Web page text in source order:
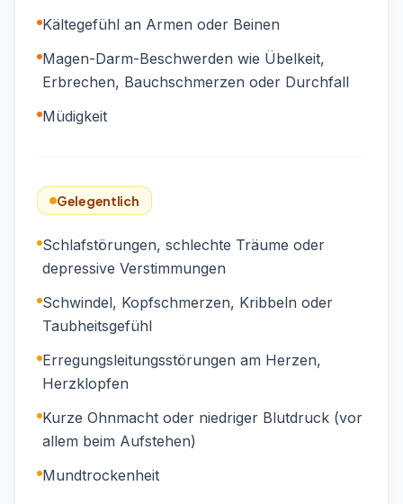
Kältegefühl an Armen oder Beinen
Magen-Darm-Beschwerden wie Übelkeit,
Erbrechen, Bauchschmerzen oder Durchfall
Müdigkeit
Gelegentlich
Schlafstörungen, schlechte Träume oder
depressive Verstimmungen
Schwindel, Kopfschmerzen, Kribbeln oder
Taubheitsgefühl
Erregungsleitungsstörungen am Herzen,
Herzklopfen
Kurze Ohnmacht oder niedriger Blutdruck (vor
allem beim Aufstehen)
Mundtrockenheit